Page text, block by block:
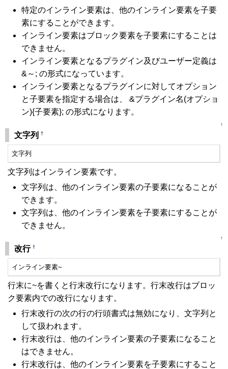
特定のインライン要素は、他のインライン要素を子要
素にすることができます。
インライン要素はブロック要素を子要素にすることは
できません。
インライン要素となるプラグイン及びユーザー定義は
&～; の形式になっています。
インライン要素となるプラグインに対してオプション
と子要素を指定する場合は、 &プラグイン名(オプショ
ン){子要素}; の形式になります。
↑
文字列 †
文字列
文字列はインライン要素です。
文字列は、他のインライン要素の子要素になることが
できます。
文字列は、他のインライン要素を子要素にすることが
できません。
↑
改行 †
インライン要素~
行末に~を書くと行末改行になります。行末改行はブロッ
ク要素内での改行になります。
行末改行の次の行の行頭書式は無効になり、文字列と
して扱われます。
行末改行は、他のインライン要素の子要素になること
はできません。
行末改行は、他のインライン要素を子要素にすること